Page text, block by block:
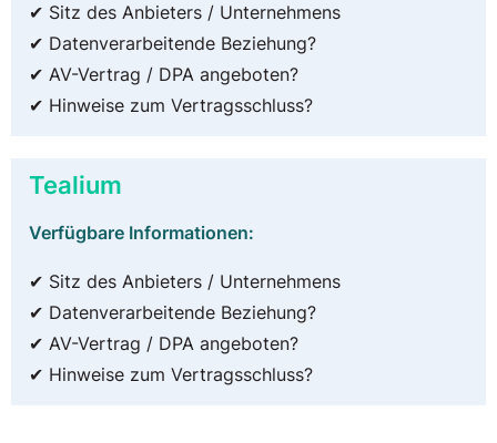
✔ Sitz des Anbieters / Unternehmens
✔ Datenverarbeitende Beziehung?
✔ AV-Vertrag / DPA angeboten?
✔ Hinweise zum Vertragsschluss?
Tealium
Verfügbare Informationen:
✔ Sitz des Anbieters / Unternehmens
✔ Datenverarbeitende Beziehung?
✔ AV-Vertrag / DPA angeboten?
✔ Hinweise zum Vertragsschluss?